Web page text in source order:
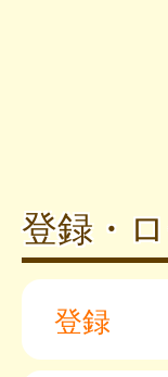
登録・
登録